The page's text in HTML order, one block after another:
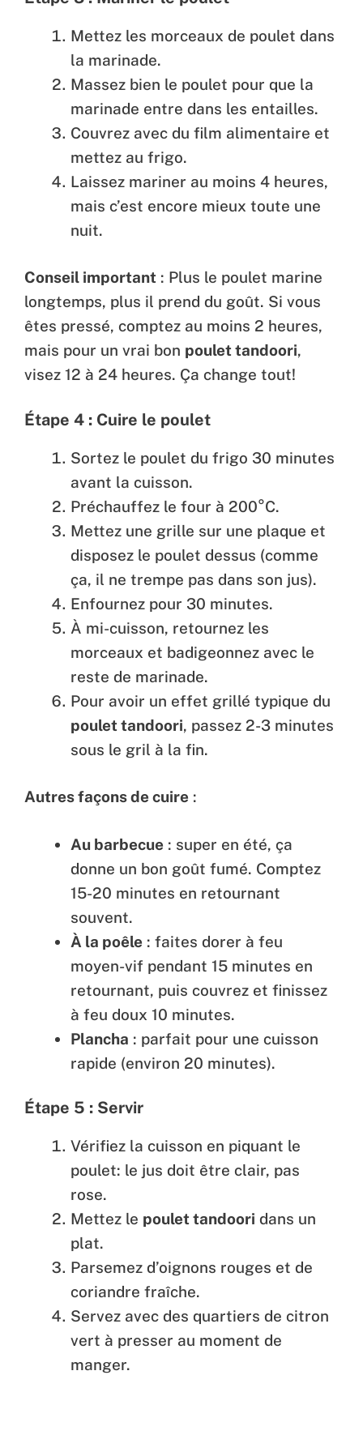
Mettez les morceaux de poulet dans
la marinade.
Massez bien le poulet pour que la
marinade entre dans les entailles.
Couvrez avec du film alimentaire et
mettez au frigo.
Laissez mariner au moins 4 heures,
mais c’est encore mieux toute une
nuit.
Conseil important : Plus le poulet marine
longtemps, plus il prend du goût. Si vous
êtes pressé, comptez au moins 2 heures,
mais pour un vrai bon poulet tandoori,
visez 12 à 24 heures. Ça change tout!
Étape 4 : Cuire le poulet
Sortez le poulet du frigo 30 minutes
avant la cuisson.
Préchauffez le four à 200°C.
Mettez une grille sur une plaque et
disposez le poulet dessus (comme
ça, il ne trempe pas dans son jus).
Enfournez pour 30 minutes.
À mi-cuisson, retournez les
morceaux et badigeonnez avec le
reste de marinade.
Pour avoir un effet grillé typique du
poulet tandoori, passez 2-3 minutes
sous le gril à la fin.
Autres façons de cuire :
Au barbecue : super en été, ça
donne un bon goût fumé. Comptez
15-20 minutes en retournant
souvent.
À la poêle : faites dorer à feu
moyen-vif pendant 15 minutes en
retournant, puis couvrez et finissez
à feu doux 10 minutes.
Plancha : parfait pour une cuisson
rapide (environ 20 minutes).
Étape 5 : Servir
Vérifiez la cuisson en piquant le
poulet: le jus doit être clair, pas
rose.
Mettez le poulet tandoori dans un
plat.
Parsemez d’oignons rouges et de
coriandre fraîche.
Servez avec des quartiers de citron
vert à presser au moment de
manger.